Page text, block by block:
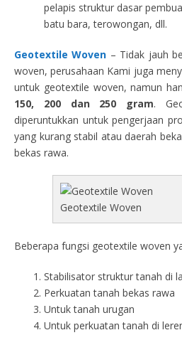
pelapis struktur dasar
batu bara, terowongan, dll.
Geotextile Woven – Tidak jauh
woven, perusahaan Kami juga
untuk geotextile woven, namun
150, 200 dan 250 gram.
diperuntukkan untuk pengerjaan
yang kurang stabil atau daerah
bekas rawa.
Geotextile Woven
Beberapa fungsi geotextile woven
Stabilisator struktur tanah di
Perkuatan tanah bekas rawa
Untuk tanah urugan
Untuk perkuatan tanah di